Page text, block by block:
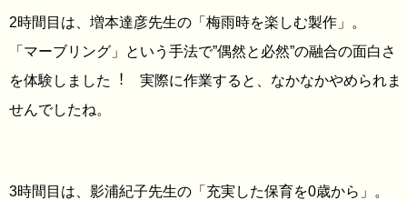
2時間目は、増本達彦先生の「梅雨時を楽しむ製作」。
「マーブリング」という手法で”偶然と必然”の融合の面白さ
を体験しました︕ 実際に作業すると、なかなかやめられま
せんでしたね。
3時間目は、影浦紀子先生の「充実した保育を0歳から」。